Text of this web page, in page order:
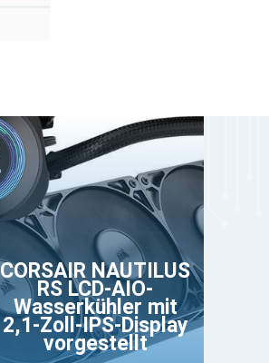
CORSAIR NAUTILUS
RS LCD-AIO-
Wasserkühler mit
2,1-Zoll-IPS-Display
vorgestellt